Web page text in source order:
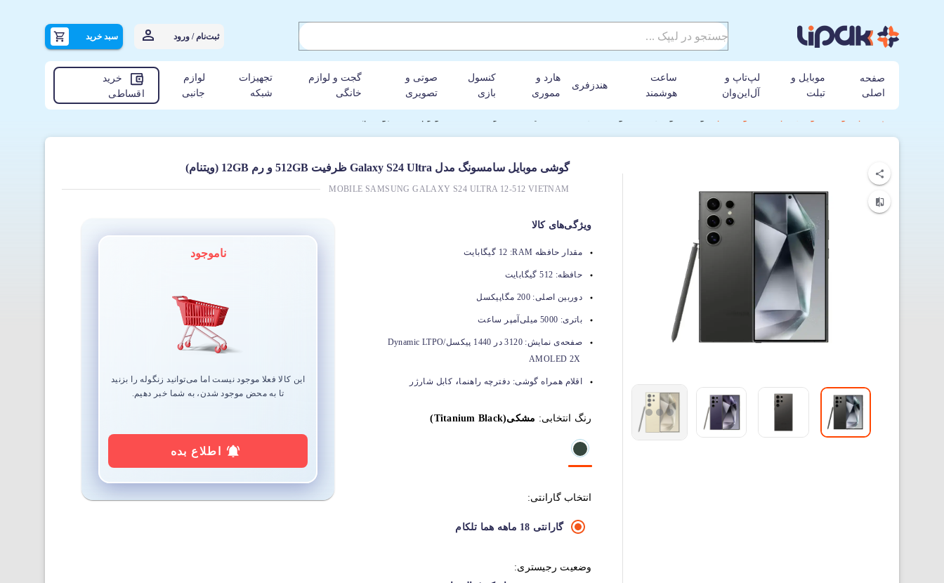
ثبت‌نام / ورود سبد خرید
صفحه
اصلی
موبایل و
تبلت
لپ‌تاپ و
آل‌این‌وان
ساعت
هوشمند
هندزفری
هارد و
مموری
کنسول
بازی
صوتی و
تصویری
گجت و لوازم
خانگی
تجهیزات
شبکه
لوازم
جانبی
خرید
اقساطی
گوشی موبایل سامسونگ مدل Galaxy S24 Ultra ظرفیت 512GB و رم 12GB (ویتنام)
MOBILE SAMSUNG GALAXY S24 ULTRA 12-512 VIETNAM
ویژگی‌های کالا
مقدار حافظه RAM: 12 گیگابایت
حافظه: 512 گیگابایت
دوربین اصلی: 200 مگاپیکسل
باتری: 5000 میلی‌آمپر ساعت
صفحه‌ی نمایش:
3120 در 1440 پیکسل/Dynamic LTPO
AMOLED 2X
اقلام همراه گوشی: دفترچه راهنما، کابل شارژر
رنگ انتخابی: مشکی(Titanium Black)
انتخاب گارانتی:
گارانتی 18 ماهه هما تلکام
وضعیت رجیستری:
ناموجود
این کالا فعلا موجود نیست اما می‌توانید زنگوله را بزنید
تا به محض موجود شدن، به شما خبر دهیم.
اطلاع بده